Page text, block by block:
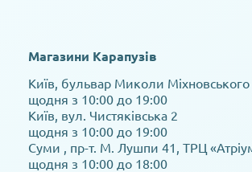
Магазини Карапузів
Київ, бульвар Миколи Міхновського
щодня з 10:00 до 19:00
Київ, вул. Чистяківська 2
щодня з 10:00 до 19:00
Суми , пр-т. М. Лушпи 41, ТРЦ
щодня з 10:00 до 18:00